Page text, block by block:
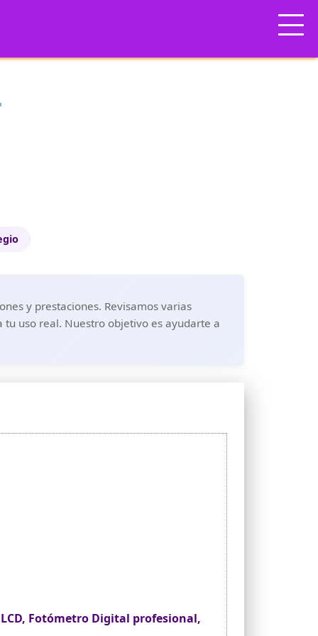
y prestaciones. Revisamos varias
uso real. Nuestro objetivo es ayudarte a
Fotómetro Digital profesional,